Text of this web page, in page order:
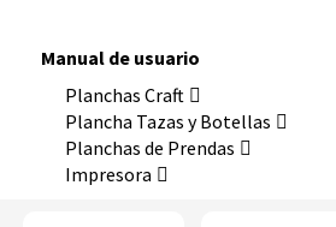
Manual de usuario
Planchas Craft
Plancha Tazas y Botellas
Planchas de Prendas
Impresora